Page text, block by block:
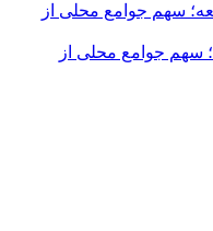
سهم جوامع محلی از